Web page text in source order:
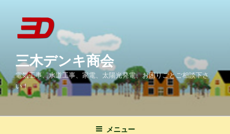
ス
キ
プ
三木デンキ商会
電気工事、水道工事、家電、太陽光発電、お困りごとご相談下さ
い！
メニュー